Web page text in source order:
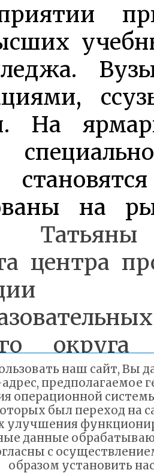
На
на
центра
наш сайт, Вы
предполагаемое
операционной
был переход на
улучшения
данные
с
образом установить